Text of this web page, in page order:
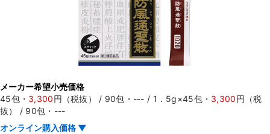
メーカー希望小売価格
45包・ 3,300円（税抜） / 90包 ・--- / 1．5g×45包・ 3,300円（税
抜）
/ 90包 ・---
オンライン購入価格 ▼